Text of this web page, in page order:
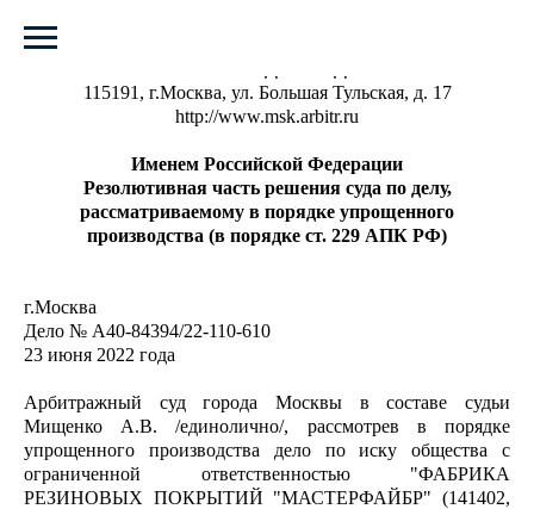
115191, г.Москва, ул. Большая Тульская, д. 17
http://www.msk.arbitr.ru
Именем Российской Федерации
Резолютивная часть решения суда по делу,
рассматриваемому в порядке упрощенного
производства (в порядке ст. 229 АПК РФ)
г.Москва
Дело № А40-84394/22-110-610
23 июня 2022 года
Арбитражный суд города Москвы в составе судьи
Мищенко А.В. /единолично/, рассмотрев в порядке
упрощенного производства дело по иску общества с
ограниченной ответственностью "ФАБРИКА
РЕЗИНОВЫХ ПОКРЫТИЙ "МАСТЕРФАЙБР" (141402,